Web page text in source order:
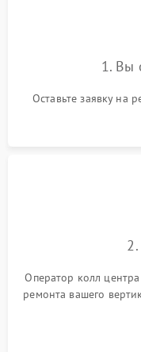
1. Вы
Оставьте заявку на
Оператор колл
ремонта вашего